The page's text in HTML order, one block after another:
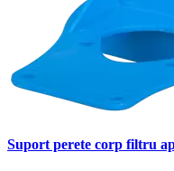
Suport perete corp filtru